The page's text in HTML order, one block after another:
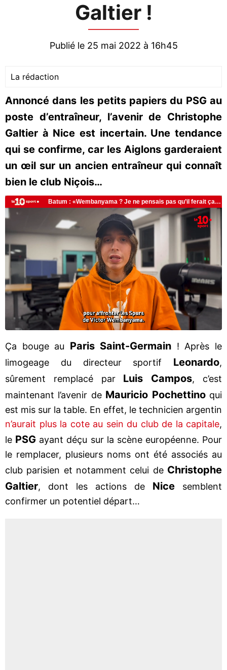
Galtier !
Publié le 25 mai 2022 à 16h45
La rédaction
Annoncé dans les petits papiers du PSG au
poste d’entraîneur, l’avenir de Christophe
Galtier à Nice est incertain. Une tendance
qui se confirme, car les Aiglons garderaient
un œil sur un ancien entraîneur qui connaît
bien le club Niçois…
Ça bouge au Paris Saint-Germain ! Après le
limogeage du directeur sportif Leonardo,
sûrement remplacé par Luis Campos, c’est
maintenant l’avenir de Mauricio Pochettinoqui
est mis sur la table. En effet, le technicien argentin
n’aurait plus la cote au sein du club de la capitale,
le PSG ayant déçu sur la scène européenne. Pour
le remplacer, plusieurs noms ont été associés au
club parisien et notamment celui de Christophe
Galtier, dont les actions de Nice semblent
confirmer un potentiel départ…